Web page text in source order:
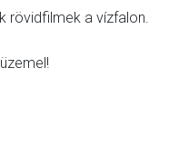
rövidfilmek a vízfalon.